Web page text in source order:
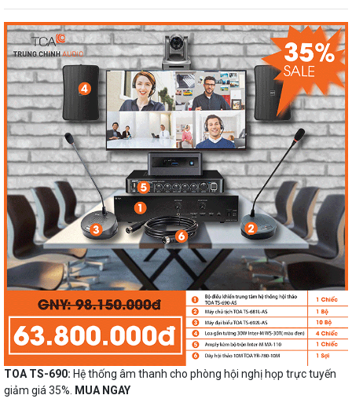
TOA TS-690: Hệ thống âm thanh cho phòng hội nghị họp trực tuyến
giảm giá 35%. MUA NGAY